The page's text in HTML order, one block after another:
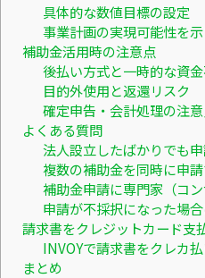
具体的な数値目標の設定
事業計画の実現可能性を
補助金活用時の注意点
後払い方式と一時的な資
目的外使用と返還リスク
確定申告・会計処理の注
よくある質問
法人設立したばかりでも
複数の補助金を同時に申
補助金申請に専門家（コ
申請が不採択になった場
請求書をクレジットカード支
INVOYで請求書をクレカ
まとめ